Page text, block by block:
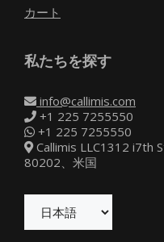
カート
私たちを探す
info@callimis.com
+1 225 7255550
+1 225 7255550
Callimis LLC1312 i7th
80202、米国